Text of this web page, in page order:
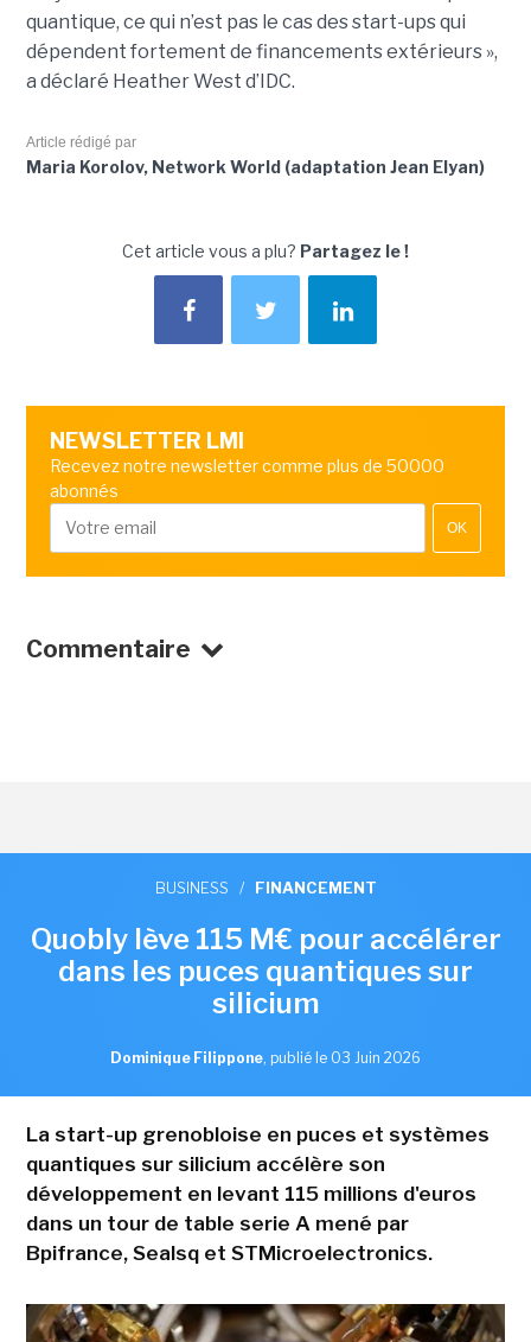
quantique, ce qui n’est pas le cas des start-ups qui
dépendent fortement de financements extérieurs »,
a déclaré Heather West d’IDC.
Article rédigé par
Maria Korolov, Network World (adaptation Jean Elyan)
Cet article vous a plu? Partagez le !
NEWSLETTER LMI
Recevez notre newsletter comme plus de 50000
abonnés
OK
Commentaire
BUSINESS / FINANCEMENT
Quobly lève 115 M€ pour accélérer
dans les puces quantiques sur
silicium
Dominique Filippone, publié le 03 Juin 2026
La start-up grenobloise en puces et systèmes
quantiques sur silicium accélère son
développement en levant 115 millions d'euros
dans un tour de table serie A mené par
Bpifrance, Sealsq et STMicroelectronics.